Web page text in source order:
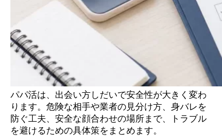
パパ活は、出会い方しだいで安全性が大きく変わ
ります。危険な相手や業者の見分け方、身バレを
防ぐ工夫、安全な顔合わせの場所まで、トラブル
を避けるための具体策をまとめます。